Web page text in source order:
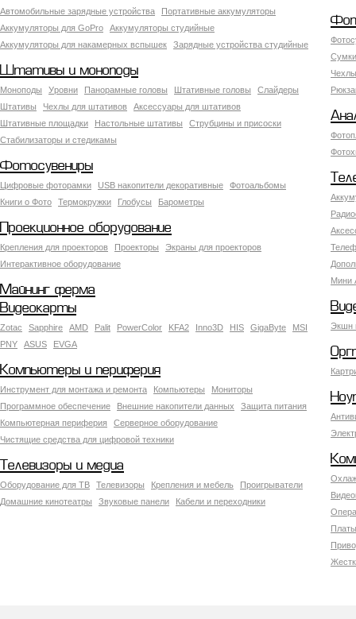
Автомобильные зарядные устройства
Портативные аккумуляторы
Аккумуляторы для GoPro
Аккумуляторы студийные
Аккумуляторы для накамерных вспышек
Зарядные устройства студийные
Штативы и моноподы
Моноподы Уровни Панорамные головы Штативные головы
Слайдеры
Штативы
Чехлы для штативов
Аксессуары для штативов
Штативные площадки
Настольные штативы
Струбцины и присоски
Стабилизаторы и стедикамы
Фотосувениры
Цифровые фоторамки USB накопители декоративные
Фотоальбомы
Книги о Фото
Термокружки Глобусы Барометры
Мини
Проекционное оборудование
Крепления для проекторов Проекторы
Экраны для проекторов
Интерактивное оборудование
Майнинг ферма
Экшн
Видеокарты
Zotac Sapphire AMD Palit PowerColor KFA2 Inno3D HIS GigaByte
MSI
PNY
ASUS EVGA
Компьютеры и периферия
Инструмент для монтажа и ремонта Компьютеры
Мониторы
Программное обеспечение
Внешние накопители данных
Защита питания
Компьютерная периферия
Серверное оборудование
Чистящие средства для цифровой техники
Телевизоры и медиа
Оборудование для ТВ Телевизоры Крепления и мебель
Проигрыватели
Домашние кинотеатры
Звуковые панели Кабели и переходники